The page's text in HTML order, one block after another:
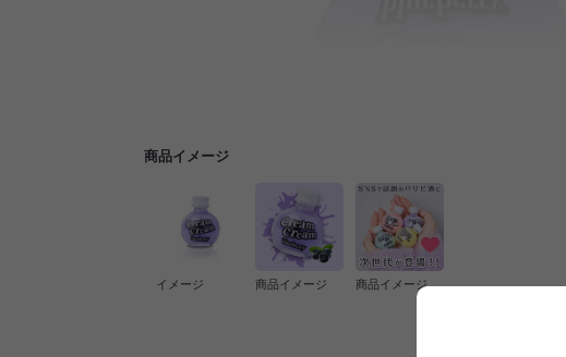
商品イメージ
イメージ 商品イメージ 商品イメージ